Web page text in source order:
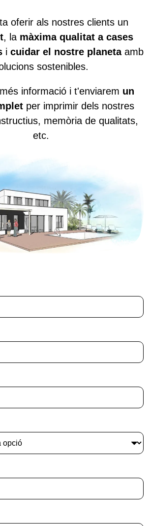
oferir als nostres clients un
, la màxima qualitat a cases
i cuidar el nostre planetaamb
sostenibles.
informació i t'enviarem un
per imprimir dels nostres
memòria de qualitats,
etc.